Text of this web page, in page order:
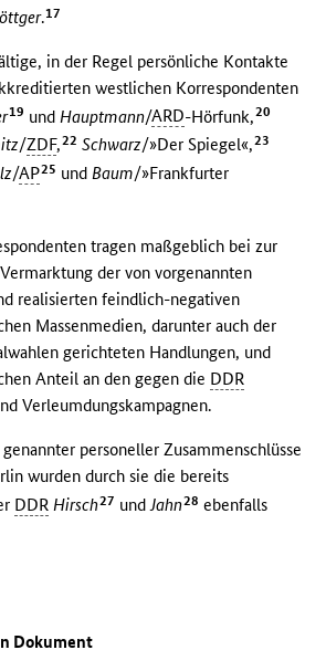
.17
in der Regel persönliche Kontakte
westlichen Korrespondenten
19 und Hauptmann/ARD-Hörfunk,20
/ZDF,22 Schwarz/»Der Spiegel«,23
/AP25 undBaum/»Frankfurter
tragen maßgeblich bei zur
der von vorgenannten
realisierten feindlich-negativen
Massenmedien, darunter auch der
gerichteten Handlungen, und
Anteil an den gegen die DDR
Verleumdungskampagnen.
personeller Zusammenschlüsse
wurden durch sie die bereits
DDR Hirsch27 undJahn28 ebenfalls
Dokument